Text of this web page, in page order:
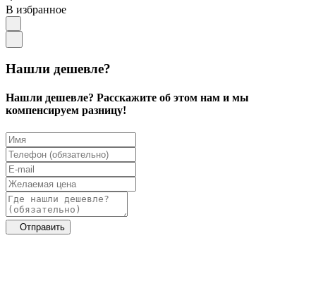
В избранное
Нашли дешевле?
Нашли дешевле? Расскажите об этом нам и мы
компенсируем разницу!
Отправить